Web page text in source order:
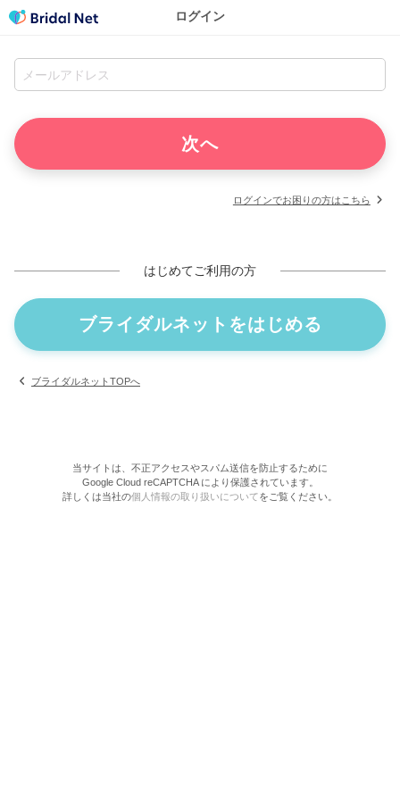
ログイン
ログインでお困りの方はこちら
はじめてご利用の方
ブライダルネットをはじめる
ブライダルネットTOPへ
当サイトは、不正アクセスやスパム送信を防止するために
Google Cloud reCAPTCHA により保護されています。
詳しくは当社の個人情報の取り扱いについてをご覧ください。